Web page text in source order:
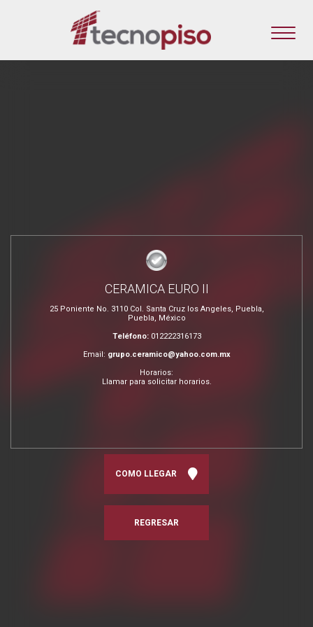
CERAMICA EURO II
25 Poniente No. 3110 Col. Santa Cruz los Angeles, Puebla,
Puebla, México
Teléfono: 012222316173
Email: grupo.ceramico@yahoo.com.mx
Horarios:
Llamar para solicitar horarios.
COMO LLEGAR
REGRESAR